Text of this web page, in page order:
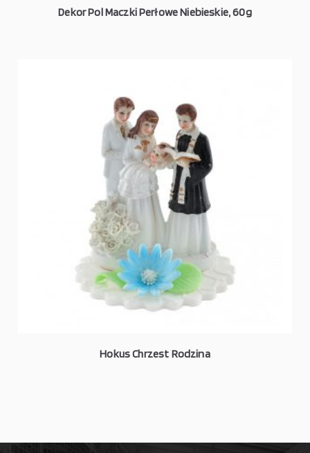
Dekor Pol Maczki Perłowe Niebieskie, 60g
Hokus Chrzest Rodzina